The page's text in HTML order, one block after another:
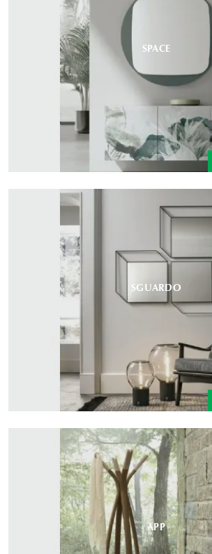
SPACE
SGUARDO
APP